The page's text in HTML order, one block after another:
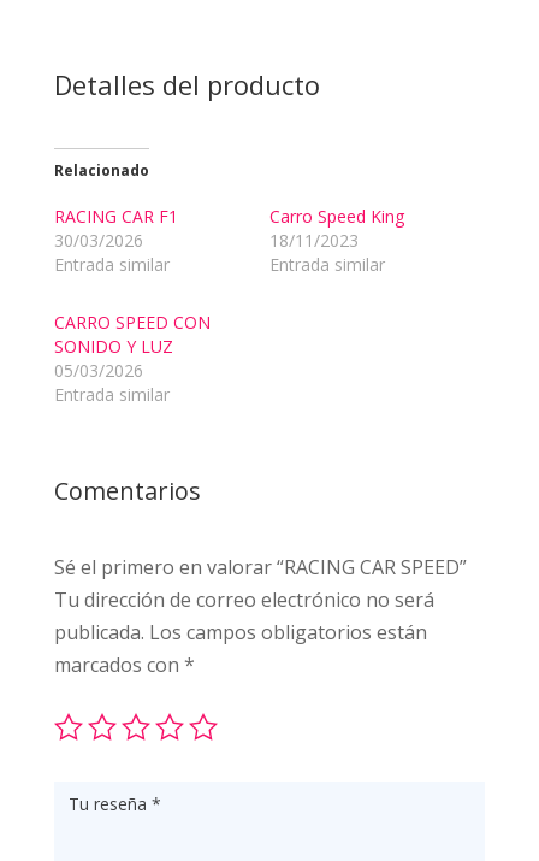
Detalles del producto
Relacionado
RACING CAR F1
30/03/2026
Entrada similar
Carro Speed King
18/11/2023
Entrada similar
CARRO SPEED CON
SONIDO Y LUZ
05/03/2026
Entrada similar
Comentarios
Sé el primero en valorar “RACING CAR SPEED”
Tu dirección de correo electrónico no será
publicada. Los campos obligatorios están
marcados con *